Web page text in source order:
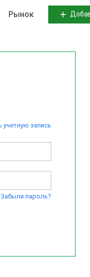
Рынок
учетную запись
Забыли пароль?